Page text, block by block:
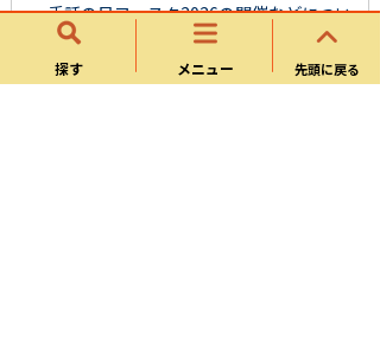
探す メニュー 先頭に戻る
手話の日フェスタ2026の開催などについ
て
可児市高等学校就学準備等支援金の支給